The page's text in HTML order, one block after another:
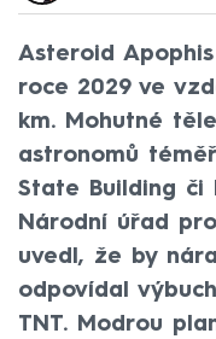
Asteroid
roce 2029 ve
km. Mohutné
astronomů
State Building či
Národní úřad
uvedl, že by
odpovídal
TNT. Modrou